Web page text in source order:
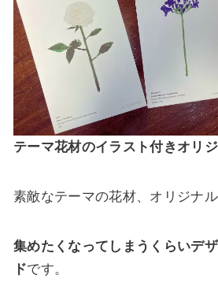
テーマ花材のイラスト付きオリ
素敵なテーマの花材、オリジナル
集めたくなってしまうくらいデ
ドです。